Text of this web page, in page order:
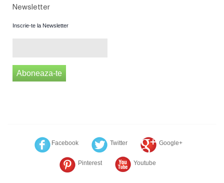
Newsletter
Inscrie-te la Newsletter
Aboneaza-te
Facebook Twitter Google+
Pinterest Youtube